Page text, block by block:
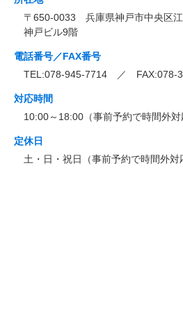
〒650-0033 兵庫県神戸市中央区
神戸ビル9階
電話番号／FAX番号
TEL:078-945-7714 ／ FAX:078-
対応時間
10:00～18:00（事前予約で時間外対
定休日
土・日・祝日（事前予約で時間外対